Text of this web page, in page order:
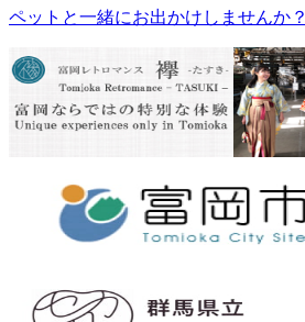
ペットと一緒にお出かけしませんか？